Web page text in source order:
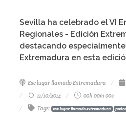
Sevilla ha celebrado el VI
Regionales - Edición
destacando
Extremadura en esta
Ese lugar llamado Extremadura
11/10/2014
00h 00m 00s
Tags: ese lugar llamado extremadura